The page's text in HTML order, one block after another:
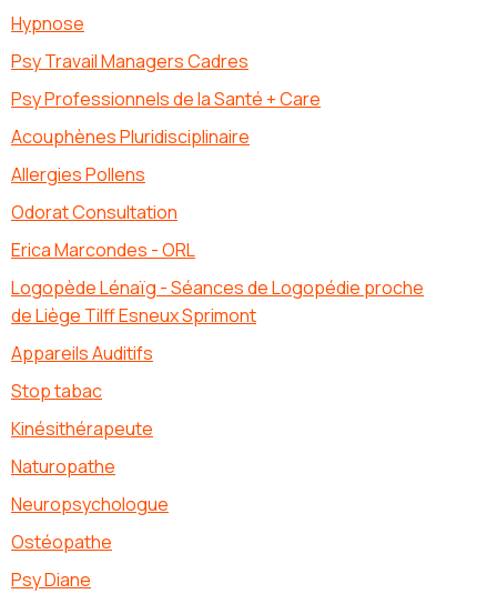
Hypnose
Psy Travail Managers Cadres
Psy Professionnels de la Santé + Care
Acouphènes Pluridisciplinaire
Allergies Pollens
Odorat Consultation
Erica Marcondes - ORL
Logopède Lénaïg - Séances de Logopédie proche
de Liège Tilff Esneux Sprimont
Appareils Auditifs
Stop tabac
Kinésithérapeute
Naturopathe
Neuropsychologue
Ostéopathe
Psy Diane